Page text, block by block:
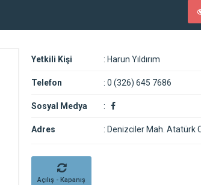
Yetkili Kişi : Harun Yıldırım
Telefon : 0 (326) 645 7686
Sosyal Medya :
Adres : Denizciler Mah. Atatürk
Açılış - Kapanış